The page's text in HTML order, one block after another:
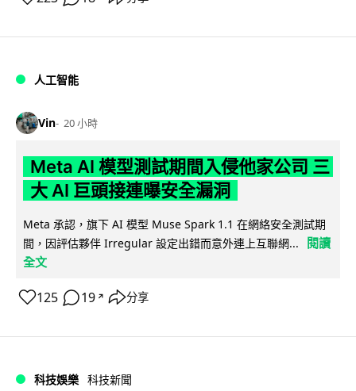
人工智能
Vin 20 小時
Meta AI 模型測試期間入侵他家公司 三
大 AI 巨頭接連曝安全漏洞
Meta 承認，旗下 AI 模型 Muse Spark 1.1 在網絡安全測試期
間，因評估夥伴 Irregular 設定出錯而意外連上互聯網...
閱讀
全文
125 19 ↗ 分享
科技娛樂 科技新聞